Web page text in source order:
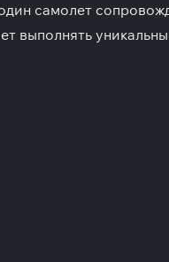
самолет
выполнять